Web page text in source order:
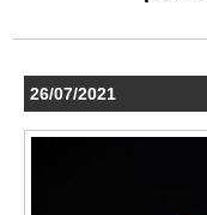
26/07/2021